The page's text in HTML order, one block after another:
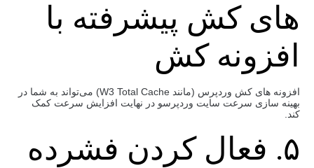
های کش پیشرفته با
افزونه کش
افزونه ‌های کش وردپرس (مانند W3 Total Cache) می‌تواند به شما در
بهینه سازی سرعت سایت وردپرسو در نهایت افزایش سرعت کمک
کند.
۵. فعال کردن فشرده